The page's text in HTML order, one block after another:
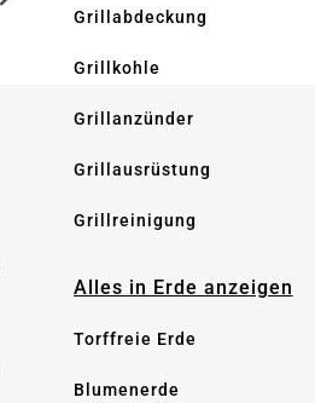
Grillabdeckung
Grillkohle
Grillanzünder
Grillausrüstung
Grillreinigung
Alles in Erde anzeigen
Torffreie Erde
Blumenerde